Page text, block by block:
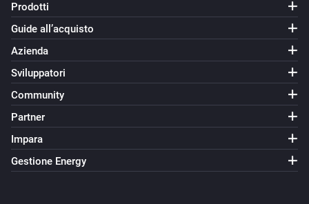
Prodotti
Guide all’acquisto
Azienda
Sviluppatori
Community
Partner
Impara
Gestione Energy